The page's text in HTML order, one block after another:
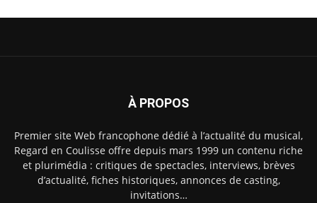
À PROPOS
Premier site Web francophone dédié à l’actualité du musical,
Regard en Coulisse offre depuis mars 1999 un contenu riche
et plurimédia : critiques de spectacles, interviews, brèves
d’actualité, fiches historiques, annonces de casting,
invitations…